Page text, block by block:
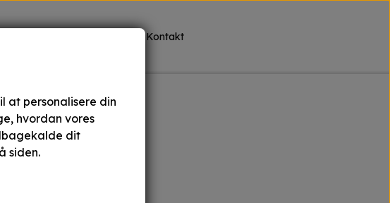
Kontakt
at personalisere din
hvordan vores
dit
siden.